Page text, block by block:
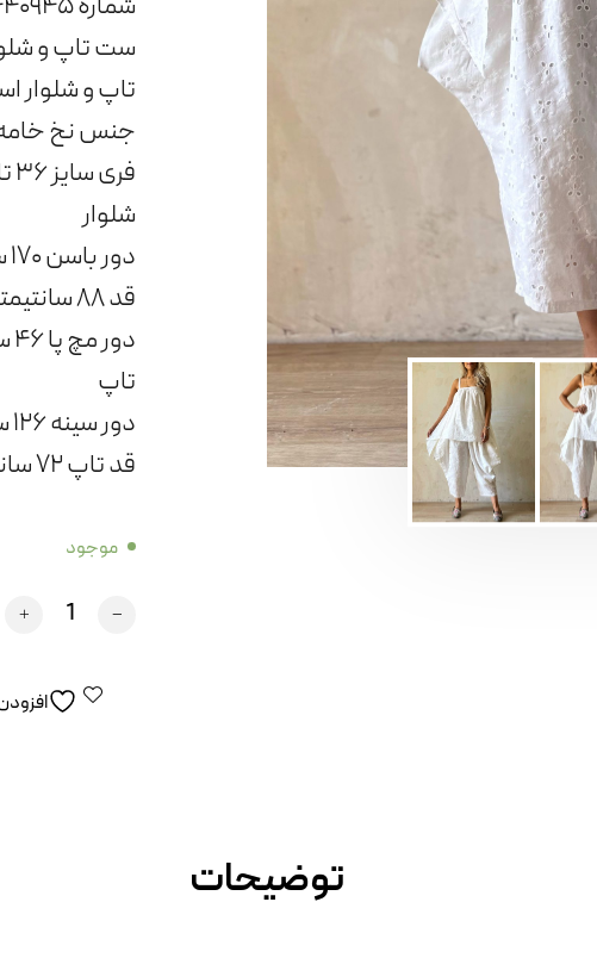
ست تاپ و
تاپ و شلوار
جنس نخ
فری سایز ۳۶ تا ۴۴
شلوار
دور باسن ۱۷۰ سانتیمتر مناسب تا دور باسن ۱۱۰ سانتیمتر
قد ۸۸ سانتیمتر
دور مچ پا ۴۶ سانتیمتر
تاپ
دور سینه ۱۲۶ سانتیمتر
قد تاپ ۷۲ سانتیمتر
موجود
توضیحات